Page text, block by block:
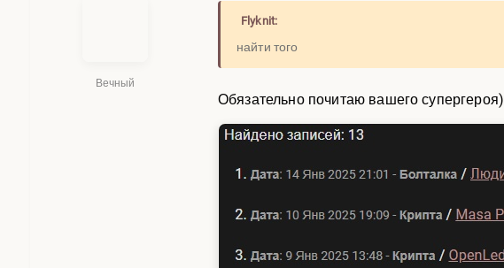
Вечный
Flyknit:
найти того
Обязательно почитаю вашего супергероя)